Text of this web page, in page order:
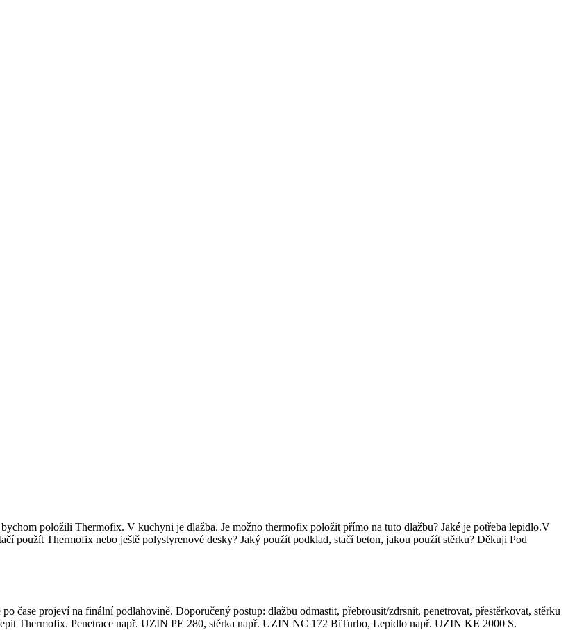
položili Thermofix. V kuchyni je dlažba. Je možno thermofix položit přímo na tuto dlažbu? Jaké je potřeba lepidlo.V
použít Thermofix nebo ještě polystyrenové desky? Jaký použít podklad, stačí beton, jakou použít stěrku? Děkuji Pod
čase projeví na finální podlahovině. Doporučený postup: dlažbu odmastit, přebrousit/zdrsnit, penetrovat, přestěrkovat, stěrku
Thermofix. Penetrace např. UZIN PE 280, stěrka např. UZIN NC 172 BiTurbo, Lepidlo např. UZIN KE 2000 S.